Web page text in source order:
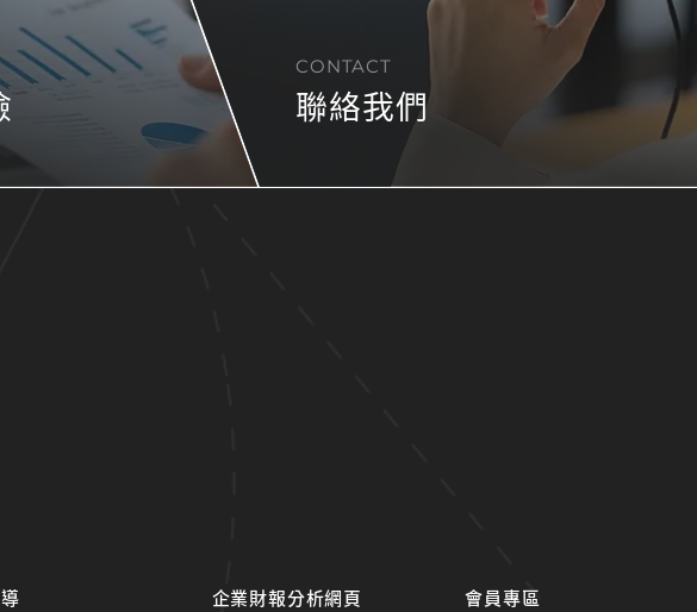
CONTACT
聯絡我們
企業財報分析網頁 會員專區